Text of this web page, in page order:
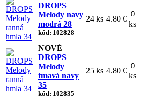
DROPS
Melody navy
modrá 28
kód: 102828
24 ks 4.80 €
ks
NOVÉ
DROPS
Melody
tmavá navy
35
kód: 102835
25 ks 4.80 €
ks